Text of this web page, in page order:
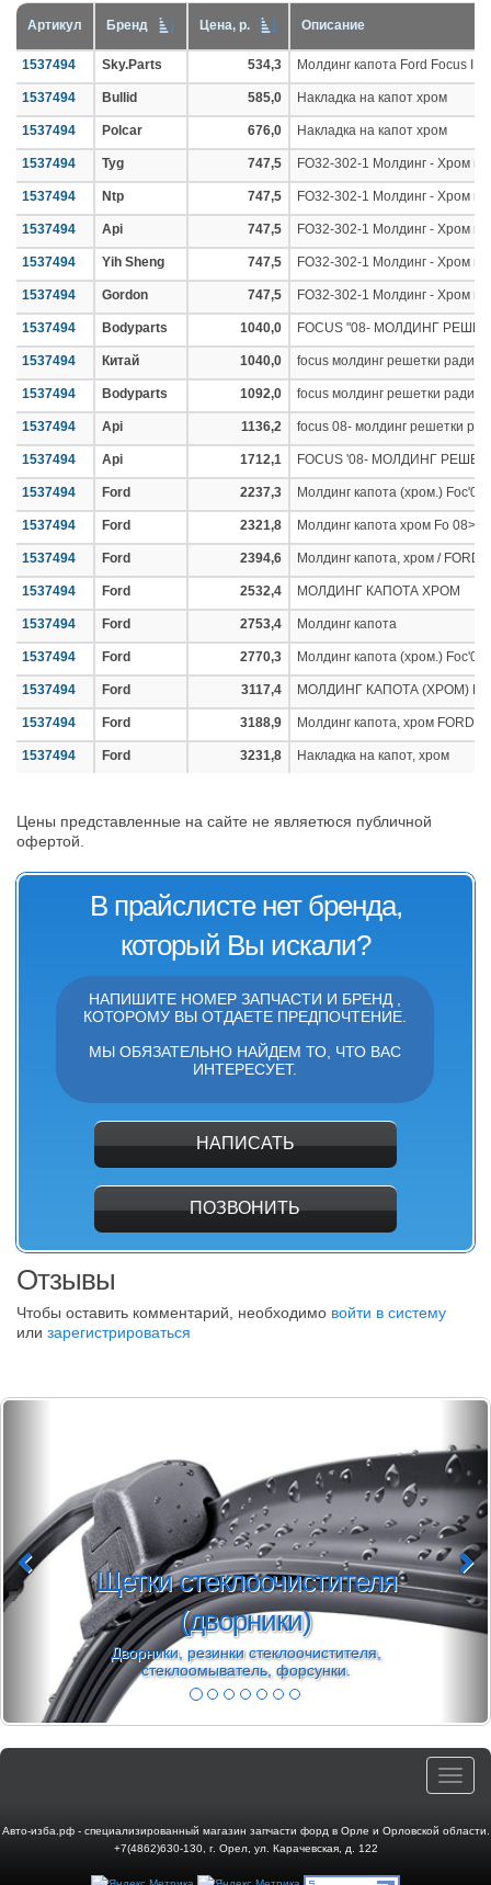
Артикул Бренд Цена, р. Описание
1537494 Sky.Parts 534,3 Молдинг капота Ford Focus II
1537494 Bullid 585,0 Накладка на капот хром
1537494 Polcar 676,0 Накладка на капот хром
1537494 Tyg 747,5 FO32-302-1 Молдинг - Хром на
1537494 Ntp 747,5 FO32-302-1 Молдинг - Хром на
1537494 Api 747,5 FO32-302-1 Молдинг - Хром на
1537494 Yih Sheng 747,5 FO32-302-1 Молдинг - Хром на
1537494 Gordon 747,5 FO32-302-1 Молдинг - Хром на
1537494 Bodyparts 1040,0 FOCUS "08- МОЛДИНГ
1537494 Китай 1040,0 focus молдинг решетки
1537494 Bodyparts 1092,0 focus молдинг решетки
1537494 Api 1136,2 focus 08- молдинг решетки
1537494 Api 1712,1 FOCUS '08- МОЛДИНГ
1537494 Ford 2237,3 Молдинг капота (хром.) Foc'08-
1537494 Ford 2321,8 Молдинг капота хром Fo 08>
1537494 Ford 2394,6 Молдинг капота, хром / FORD
1537494 Ford 2532,4 МОЛДИНГ КАПОТА ХРОМ
1537494 Ford 2753,4 Молдинг капота
1537494 Ford 2770,3 Молдинг капота (хром.) Foc'08-
1537494 Ford 3117,4 МОЛДИНГ КАПОТА (ХРОМ)
1537494 Ford 3188,9 Молдинг капота, хром FORD
1537494 Ford 3231,8 Накладка на капот, хром
Цены представленные на сайте не являетюся публичной
офертой.
В прайслисте нет бренда,
который Вы искали?
НАПИШИТЕ НОМЕР ЗАПЧАСТИ И БРЕНД ,
КОТОРОМУ ВЫ ОТДАЕТЕ ПРЕДПОЧТЕНИЕ.
МЫ ОБЯЗАТЕЛЬНО НАЙДЕМ ТО, ЧТО ВАС
ИНТЕРЕСУЕТ.
НАПИСАТЬ
ПОЗВОНИТЬ
Отзывы
Чтобы оставить комментарий, необходимо войти в систему
или зарегистрироваться
Щетки стеклоочистителя
(дворники)
Дворники, резинки стеклоочистителя,
стеклоомыватель, форсунки.
Toggle
Авто-изба.рф - специализированный магазин запчасти форд в Орле и Орловской области.
+7(4862)630-130, г. Орел, ул. Карачевская, д. 122